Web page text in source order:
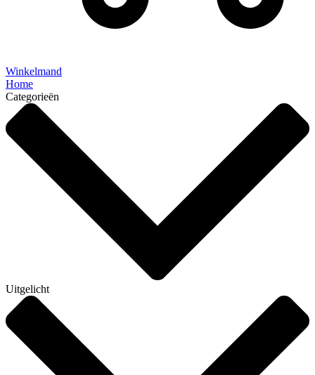
Winkelmand
Home
Categorieën
Uitgelicht